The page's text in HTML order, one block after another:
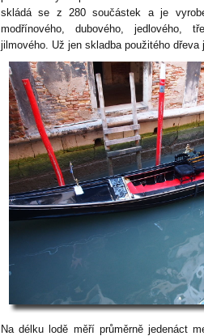
skládá se z 280 součástek a je
modřínového, dubového, jedlového,
jilmového. Už jen skladba použitého
Na délku lodě měří průměrně jedenáct